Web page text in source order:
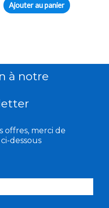
Ajouter au panier
à notre
offres, merci de
dessous